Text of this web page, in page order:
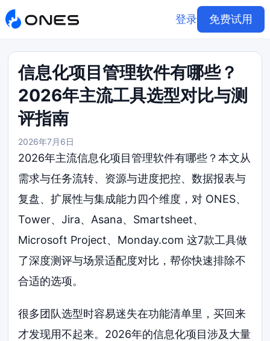
登录 免费试用
信息化项目管理软件有哪些？
2026年主流工具选型对比与测
评指南
2026年7月6日
2026年主流信息化项目管理软件有哪些？本文从
需求与任务流转、资源与进度把控、数据报表与
复盘、扩展性与集成能力四个维度，对 ONES、
Tower、Jira、Asana、Smartsheet、
Microsoft Project、Monday.com 这7款工具做
了深度测评与场景适配度对比，帮你快速排除不
合适的选项。
很多团队选型时容易迷失在功能清单里，买回来
才发现用不起来。2026年的信息化项目涉及大量